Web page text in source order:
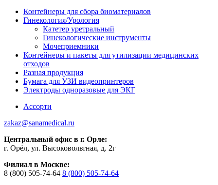
Контейнеры для сбора биоматериалов
Гинекология/Урология
Катетер уретральный
Гинекологические инструменты
Мочеприемники
Контейнеры и пакеты для утилизации медицинских
отходов
Разная продукция
Бумага для УЗИ видеопринтеров
Электроды одноразовые для ЭКГ
Ассорти
zakaz@sanamedical.ru
Центральный офис в г. Орле:
г. Орёл, ул. Высоковольтная, д. 2г
Филиал в Москве:
8 (800) 505-74-64 8 (800) 505-74-64